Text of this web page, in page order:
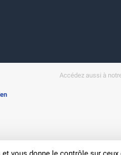
Accédez aussi à